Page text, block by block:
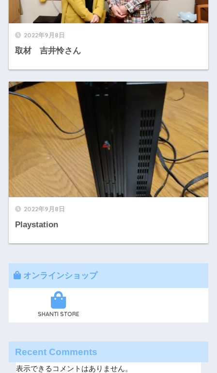
2022年9月8日
取材 吉井怜さん
2022年9月8日
Playstation
オンラインショップ
SHANTI STORE
Recent Comments
表示できるコメントはありません。